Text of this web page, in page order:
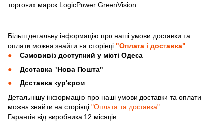
торгових марок LogicPower GreenVision
Більш детальну інформацію про наші умови доставки та
оплати можна знайти на сторінці "Оплата і доставка"
Самовивіз доступний у місті Одеса
Доставка "Нова Пошта"
Доставка кур'єром
Детальнішу інформацію про наші умови доставки та оплати
можна знайти на сторінці "Оплата та доставка"
Гарантія від виробника 12 місяців.